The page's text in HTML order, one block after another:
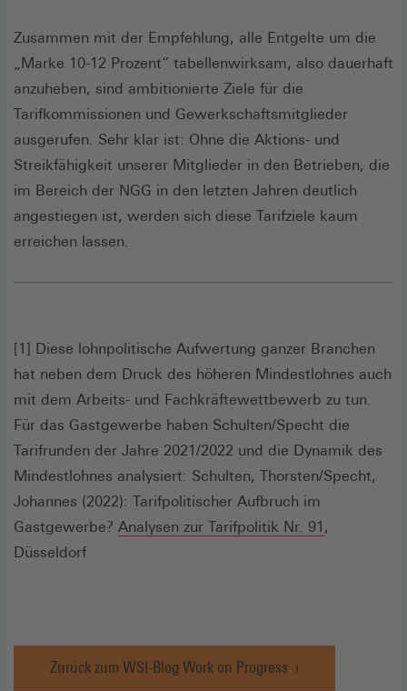
Zusammen mit der Empfehlung, alle Entgelte um die
„Marke 10-12 Prozent“ tabellenwirksam, also dauerhaft
anzuheben, sind ambitionierte Ziele für die
Tarifkommissionen und Gewerkschaftsmitglieder
ausgerufen. Sehr klar ist: Ohne die Aktions- und
Streikfähigkeit unserer Mitglieder in den Betrieben, die
im Bereich der NGG in den letzten Jahren deutlich
angestiegen ist, werden sich diese Tarifziele kaum
erreichen lassen.
[1] Diese lohnpolitische Aufwertung ganzer Branchen
hat neben dem Druck des höheren Mindestlohnes auch
mit dem Arbeits- und Fachkräftewettbewerb zu tun.
Für das Gastgewerbe haben Schulten/Specht die
Tarifrunden der Jahre 2021/2022 und die Dynamik des
Mindestlohnes analysiert: Schulten, Thorsten/Specht,
Johannes (2022): Tarifpolitischer Aufbruch im
Gastgewerbe? Analysen zur Tarifpolitik Nr. 91 ,
Düsseldorf
Zurück zum WSI-Blog Work on Progress